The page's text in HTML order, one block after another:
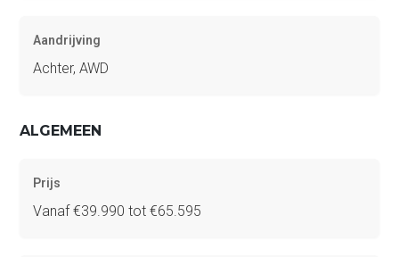
Aandrijving
Achter, AWD
ALGEMEEN
Prijs
Vanaf €39.990 tot €65.595